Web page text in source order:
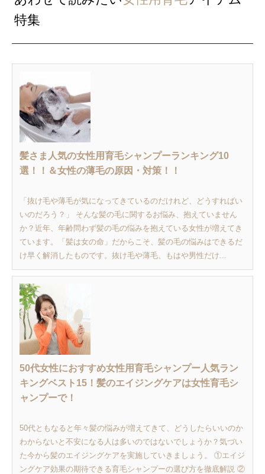
特集
髪さま人気の女性用育毛シャンプーランキング10
選！！＆女性の薄毛の原因・対策！！
「抜け毛や薄毛が気になってきているのだけれど、どうすればい
いのだろう？」 そんな髪の毛に関するお悩み、抱えていません
か？近年、年齢問わず髪の毛の悩みを抱えている女性が増えてき
ています。「髪は女の命」だからこそ、髪の毛の悩みはできるだ
け早く解消したものです。抜け毛や薄毛、もはや男性だけ...
50代女性におすすめ女性用育毛シャンプー人気ラン
キングベスト15！髪のエイジングケアは女性育毛シ
ャンプーで！
50代ともなると年々髪の悩みが増えてきて、どうしたらいいのか
わからないと不安になる人は多いのではないでしょうか？気づい
た今から髪のエイジングケアを実施していきましょう。 ①エイジ
ングケア効果の期待できる育毛シャンプーの選び方を徹底解説 ②